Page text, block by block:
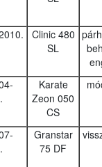
Clinic 480
SL
Karate
Zeon 050
CS
Granstar
75 DF